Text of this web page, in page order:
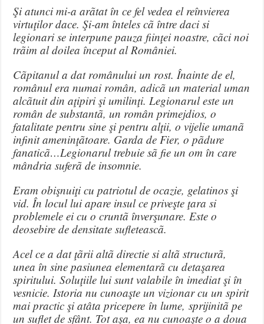
Şi atunci mi-a arãtat în ce fel vedea el reînvierea
virtuţilor dace. Şi-am înteles cã între daci si
legionari se interpune pauza fiinţei noastre, cãci noi
trãim al doilea început al României.
Cãpitanul a dat românului un rost. Înainte de el,
românul era numai român, adicã un material uman
alcãtuit din aţipiri şi umilinţi. Legionarul este un
român de substantã, un român primejdios, o
fatalitate pentru sine şi pentru alţii, o vijelie umanã
infinit ameninţãtoare. Garda de Fier, o pãdure
fanaticã…Legionarul trebuie sã fie un om în care
mândria suferã de insomnie.
Eram obişnuiţi cu patriotul de ocazie, gelatinos şi
vid. În locul lui apare insul ce priveşte ţara si
problemele ei cu o cruntã înverşunare. Este o
deosebire de densitate sufleteascã.
Acel ce a dat ţãrii altã directie si altã structurã,
unea în sine pasiunea elementarã cu detaşarea
spiritului. Soluţiile lui sunt valabile în imediat şi în
vesnicie. Istoria nu cunoaşte un vizionar cu un spirit
mai practic şi atâta pricepere în lume, sprijinitã pe
un suflet de sfânt. Tot aşa, ea nu cunoaşte o a doua